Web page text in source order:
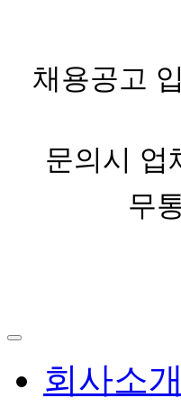
채용공고
문의시 업
무
회사소개